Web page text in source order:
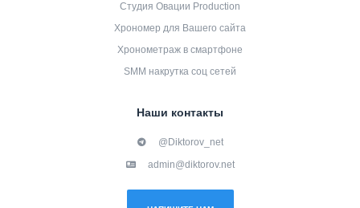
Студия Овации Production
Хрономер для Вашего сайта
Хронометраж в смартфоне
SMM накрутка соц сетей
Наши контакты
@Diktorov_net
admin@diktorov.net